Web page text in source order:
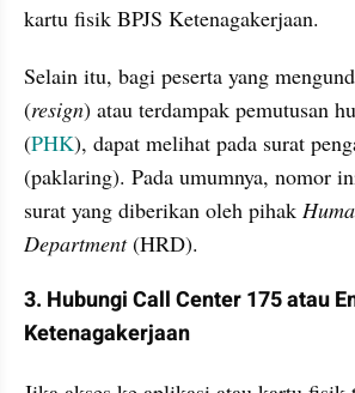
kartu fisik BPJS Ketenagakerjaan.
Selain itu, bagi peserta yang
(resign) atau terdampak pemutusan
(PHK), dapat melihat pada surat
(paklaring). Pada umumnya, nomor
surat yang diberikan oleh pihak
Department (HRD).
3. Hubungi Call Center 175 atau
Ketenagakerjaan